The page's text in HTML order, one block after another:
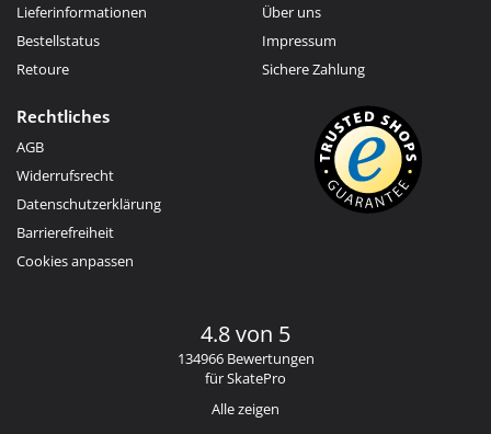
Lieferinformationen
Bestellstatus
Retoure
Über uns
Impressum
Sichere Zahlung
Rechtliches
AGB
Widerrufsrecht
Datenschutzerklärung
Barrierefreiheit
Cookies anpassen
4.8 von 5
134966 Bewertungen
für SkatePro
Alle zeigen